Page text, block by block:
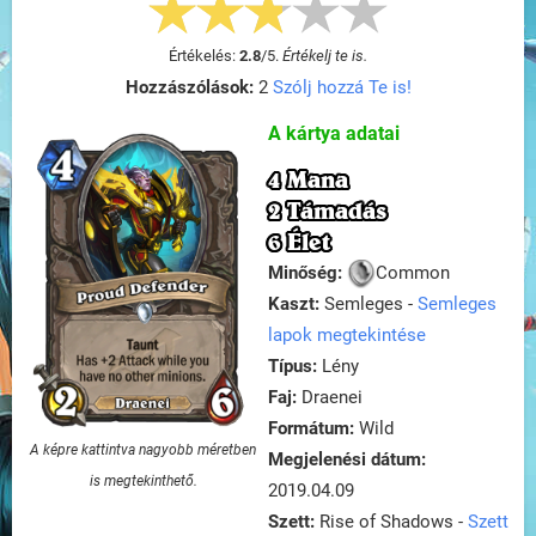
Értékelés: 2.8/5. Értékelj te is.
Hozzászólások:2 Szólj hozzá Te is!
A képre kattintva nagyobb méretben
is megtekinthető.
A kártya adatai
4 Mana
2 Támadás
6 Élet
Minőség:
Common
Kaszt: Semleges - Semleges
lapok megtekintése
Típus: Lény
Faj: Draenei
Formátum: Wild
Megjelenési dátum:
2019.04.09
Szett: Rise of Shadows - Szett